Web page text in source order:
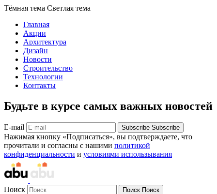
Тёмная тема Светлая тема
Главная
Акции
Архитектура
Дизайн
Новости
Строительство
Технологии
Контакты
Будьте в курсе самых важных новостей
E-mail Subscribe Subscribe
Нажимая кнопку «Подписаться», вы подтверждаете, что
прочитали и согласны с нашими политикой
конфиденциальности и условиями использывания
Поиск Поиск Поиск